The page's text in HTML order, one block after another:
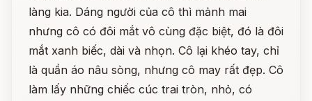
làng kia. Dáng người của cô thì mảnh mai
nhưng cô có đôi mắt vô cùng đặc biệt, đó là đôi
mắt xanh biếc, dài và nhọn. Cô lại khéo tay, chỉ
là quần áo nâu sòng, nhưng cô may rất đẹp. Cô
làm lấy những chiếc cúc trai tròn, nhỏ, có